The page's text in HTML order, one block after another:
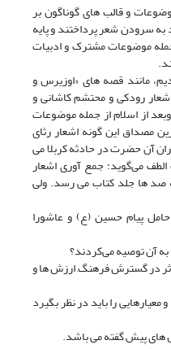
و قالب های گوناگون بر
سرودن شعر پرداختند و پایه
موضوعات مشترک و ادبیات
مانند قصه های «اوزیرس و
رودکی و محتشم کاشانی و
از اسلام از جمله موضوعات
مصداق این گونه اشعار رثای
آن حضرت در حادثه کربلا می
می‌گوید: جمع آوری اشعار
صد ها جلد کتاب می رسد. ولی
پیام حسین (ع) و عاشورا
در گسترش فرهنگ, ارزش ها و
را باید در نظر بگیرد
های پیش گفته می باشد.